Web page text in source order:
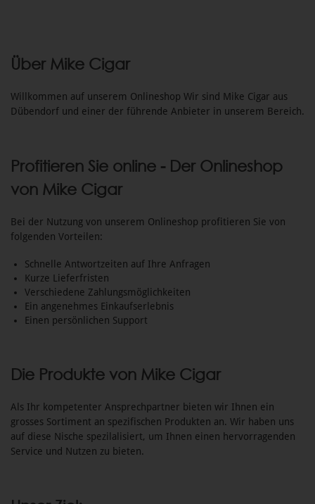
Über Mike Cigar
Willkommen auf unserem Onlineshop Wir sind Mike Cigar aus
Dübendorf und einer der führende Anbieter in unserem Bereich.
Profitieren Sie online - Der Onlineshop
von Mike Cigar
Bei der Nutzung von unserem Onlineshop profitieren Sie von
folgenden Vorteilen:
Schnelle Antwortzeiten auf Ihre Anfragen
Kurze Lieferfristen
Verschiedene Zahlungsmöglichkeiten
Ein angenehmes Einkaufserlebnis
Einen persönlichen Support
Die Produkte von Mike Cigar
Als Ihr kompetenter Ansprechpartner bieten wir Ihnen ein
grosses Sortiment an spezifischen Produkten an. Wir haben uns
auf diese Nische spezilalisiert, um Ihnen einen hervorragenden
Service und Nutzen zu bieten.